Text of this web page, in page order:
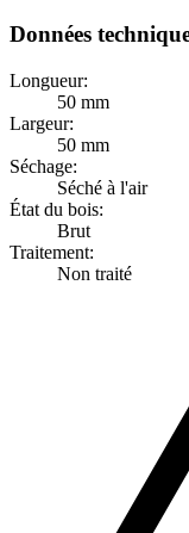
Données
Longueur:
50 mm
Largeur:
50 mm
Séchage:
Séché à l'air
État du bois:
Brut
Traitement:
Non traité